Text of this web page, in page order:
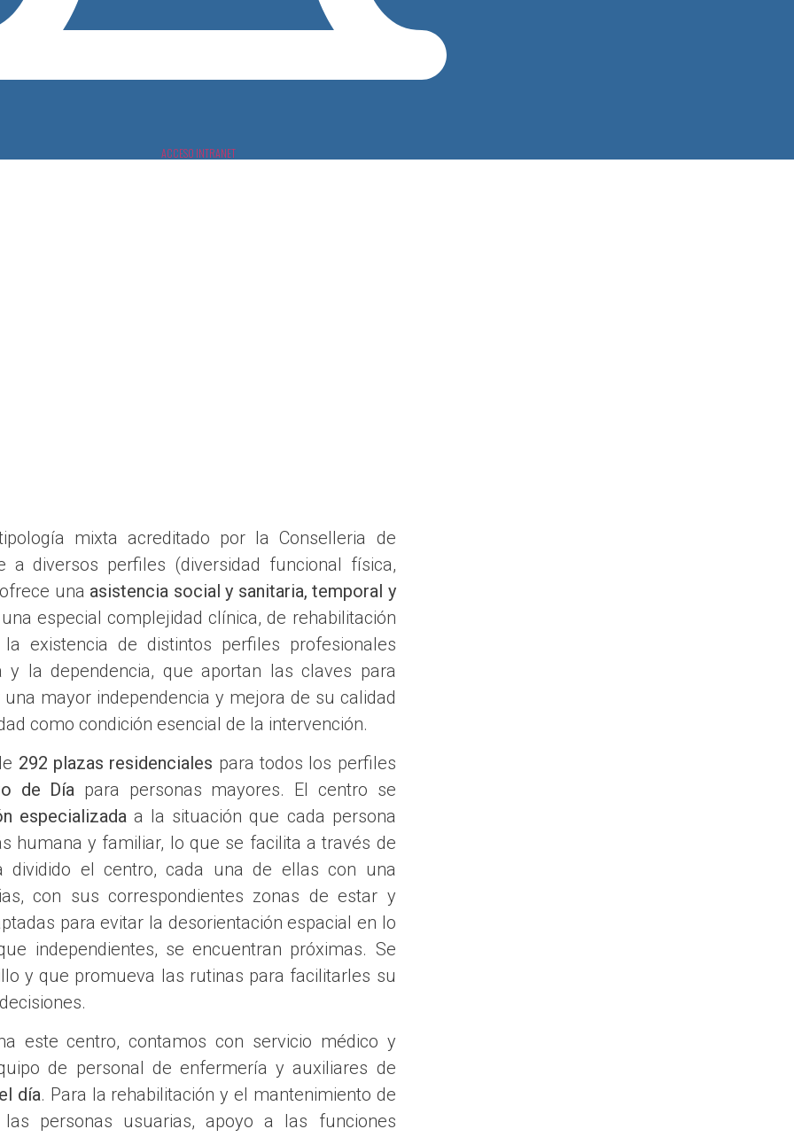
ACCESO INTRANET
mixta acreditado por la Conselleria de
a diversos perfiles (diversidad funcional física,
una asistencia social y sanitaria, temporal y
especial complejidad clínica, de rehabilitación
existencia de distintos perfiles profesionales
la dependencia, que aportan las claves para
mayor independencia y mejora de su calidad
como condición esencial de la intervención.
292 plazas residenciales para todos los perfiles
de Día para personas mayores. El centro se
especializada a la situación que cada persona
humana y familiar, lo que se facilita a través de
el centro, cada una de ellas con una
con sus correspondientes zonas de estar y
para evitar la desorientación espacial en lo
independientes, se encuentran próximas. Se
y que promueva las rutinas para facilitarles su
este centro, contamos con servicio médico y
de personal de enfermería y auxiliares de
día. Para la rehabilitación y el mantenimiento de
personas usuarias, apoyo a las funciones